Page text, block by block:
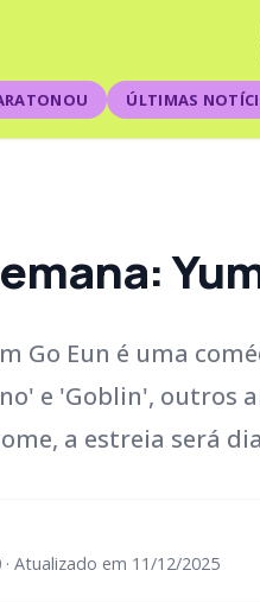
ÚLTIMAS
Go Eun é uma
e 'Goblin', outros
a estreia será
Atualizado em 11/12/2025